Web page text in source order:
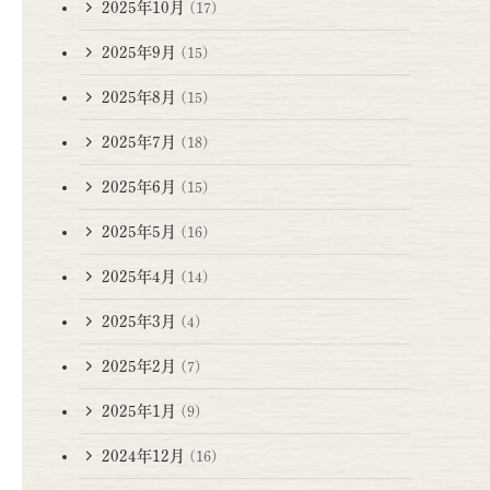
2025年10月 (17)
2025年9月 (15)
2025年8月 (15)
2025年7月 (18)
2025年6月 (15)
2025年5月 (16)
2025年4月 (14)
2025年3月 (4)
2025年2月 (7)
2025年1月 (9)
2024年12月 (16)